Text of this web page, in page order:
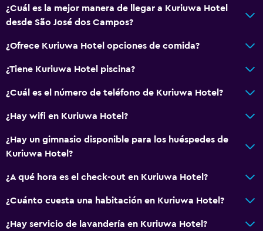
¿Cuál es la mejor manera de llegar a Kuriuwa Hotel
desde São José dos Campos?
¿Ofrece Kuriuwa Hotel opciones de comida?
¿Tiene Kuriuwa Hotel piscina?
¿Cuál es el número de teléfono de Kuriuwa Hotel?
¿Hay wifi en Kuriuwa Hotel?
¿Hay un gimnasio disponible para los huéspedes de
Kuriuwa Hotel?
¿A qué hora es el check-out en Kuriuwa Hotel?
¿Cuánto cuesta una habitación en Kuriuwa Hotel?
¿Hay servicio de lavandería en Kuriuwa Hotel?